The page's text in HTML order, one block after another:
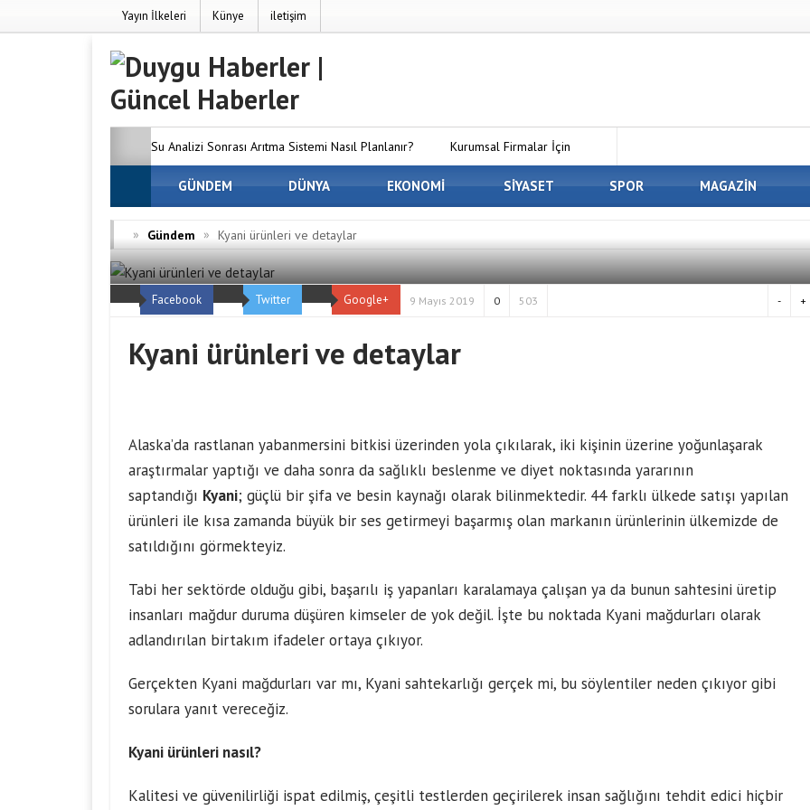
Yayın İlkeleri Künye iletişim
Su Analizi Sonrası Arıtma Sistemi Nasıl Planlanır? Kurumsal Firmalar İçin
SEO’nun Önemi Neden Artıyor? MC Server Kirala Paketleri ile Kendi Minecraft
Firmaları Osmaniye Evden Eve Nakliyat — Osmaniye’de Eşyalarınızı Güvenle
ve Hasarsız Taşıyoruz
GÜNDEM DÜNYA EKONOMİ SİYASET SPOR MAGAZİN
» Gündem » Kyani ürünleri ve detaylar
Facebook Twitter Google+ 9 Mayıs 2019 0 503 +
-
Kyani ürünleri ve detaylar
Alaska’da rastlanan yabanmersini bitkisi üzerinden yola çıkılarak, iki kişinin üzerine yoğunlaşarak
araştırmalar yaptığı ve daha sonra da sağlıklı beslenme ve diyet noktasında yararının
saptandığı Kyani; güçlü bir şifa ve besin kaynağı olarak bilinmektedir. 44 farklı ülkede satışı yapılan
ürünleri ile kısa zamanda büyük bir ses getirmeyi başarmış olan markanın ürünlerinin ülkemizde de
satıldığını görmekteyiz.
Tabi her sektörde olduğu gibi, başarılı iş yapanları karalamaya çalışan ya da bunun sahtesini üretip
insanları mağdur duruma düşüren kimseler de yok değil. İşte bu noktada Kyani mağdurları olarak
adlandırılan birtakım ifadeler ortaya çıkıyor.
Gerçekten Kyani mağdurları var mı, Kyani sahtekarlığı gerçek mi, bu söylentiler neden çıkıyor gibi
sorulara yanıt vereceğiz.
Kyani ürünleri nasıl?
Kalitesi ve güvenilirliği ispat edilmiş, çeşitli testlerden geçirilerek insan sağlığını tehdit edici hiçbir